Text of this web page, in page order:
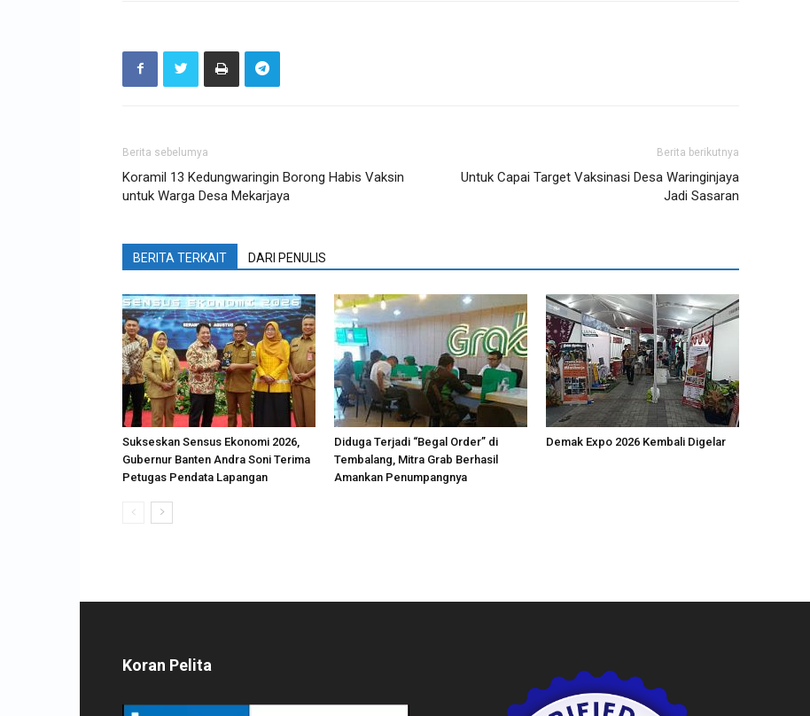
Berita sebelumya
Koramil 13 Kedungwaringin Borong Habis Vaksin
untuk Warga Desa Mekarjaya
Berita berikutnya
Untuk Capai Target Vaksinasi Desa Waringinjaya
Jadi Sasaran
BERITA TERKAIT DARI PENULIS
Sukseskan Sensus Ekonomi 2026,
Gubernur Banten Andra Soni Terima
Petugas Pendata Lapangan
Diduga Terjadi “Begal Order” di
Tembalang, Mitra Grab Berhasil
Amankan Penumpangnya
Demak Expo 2026 Kembali Digelar
Koran Pelita